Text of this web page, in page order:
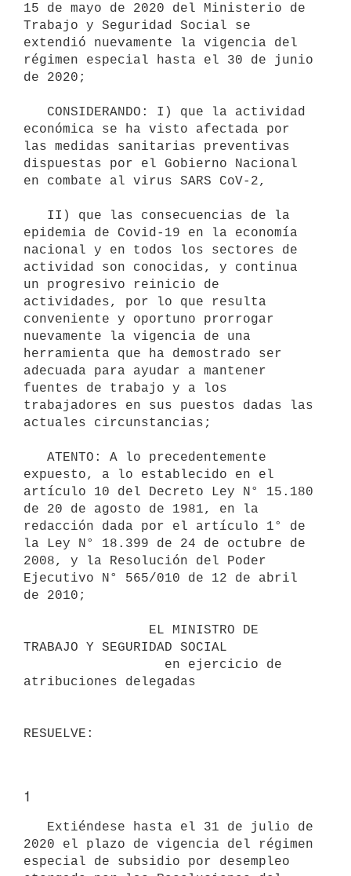
15 de mayo de 2020 del Ministerio de
Trabajo y Seguridad Social se
extendió nuevamente la vigencia del
régimen especial hasta el 30 de junio
de 2020;
económica se ha visto afectada por
las medidas sanitarias preventivas
dispuestas por el Gobierno Nacional
en combate al virus SARS CoV-2,
epidemia de Covid-19 en la economía
nacional y en todos los sectores de
actividad son conocidas, y continua
un progresivo reinicio de
actividades, por lo que resulta
conveniente y oportuno prorrogar
nuevamente la vigencia de una
herramienta que ha demostrado ser
adecuada para ayudar a mantener
fuentes de trabajo y a los
trabajadores en sus puestos dadas las
actuales circunstancias;
expuesto, a lo establecido en el
artículo 10 del Decreto Ley N° 15.180
de 20 de agosto de 1981, en la
redacción dada por el artículo 1° de
la Ley N° 18.399 de 24 de octubre de
2008, y la Resolución del Poder
Ejecutivo N° 565/010 de 12 de abril
de 2010;
TRABAJO Y SEGURIDAD SOCIAL
atribuciones delegadas
1
2020 el plazo de vigencia del régimen
especial de subsidio por desempleo